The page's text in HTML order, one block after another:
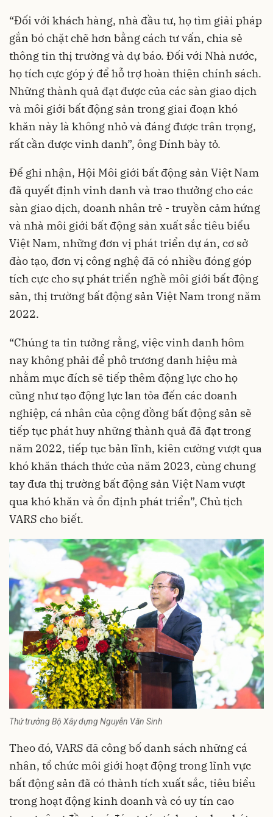
“Đối với khách hàng, nhà đầu tư, họ tìm giải pháp
gắn bó chặt chẽ hơn bằng cách tư vấn, chia sẻ
thông tin thị trường và dự báo. Đối với Nhà nước,
họ tích cực góp ý để hỗ trợ hoàn thiện chính sách.
Những thành quả đạt được của các sàn giao dịch
và môi giới bất động sản trong giai đoạn khó
khăn này là không nhỏ và đáng được trân trọng,
rất cần được vinh danh”, ông Đính bày tỏ.
Để ghi nhận, Hội Môi giới bất động sản Việt Nam
đã quyết định vinh danh và trao thưởng cho các
sàn giao dịch, doanh nhân trẻ - truyền cảm hứng
và nhà môi giới bất động sản xuất sắc tiêu biểu
Việt Nam, những đơn vị phát triển dự án, cơ sở
đào tạo, đơn vị công nghệ đã có nhiều đóng góp
tích cực cho sự phát triển nghề môi giới bất động
sản, thị trường bất động sản Việt Nam trong năm
2022.
“Chúng ta tin tưởng rằng, việc vinh danh hôm
nay không phải để phô trương danh hiệu mà
nhằm mục đích sẽ tiếp thêm động lực cho họ
cũng như tạo động lực lan tỏa đến các doanh
nghiệp, cá nhân của cộng đồng bất động sản sẽ
tiếp tục phát huy những thành quả đã đạt trong
năm 2022, tiếp tục bản lĩnh, kiên cường vượt qua
khó khăn thách thức của năm 2023, cùng chung
tay đưa thị trường bất động sản Việt Nam vượt
qua khó khăn và ổn định phát triển”, Chủ tịch
VARS cho biết.
Thứ trưởng Bộ Xây dựng Nguyễn Văn Sinh
Theo đó, VARS đã công bố danh sách những cá
nhân, tổ chức môi giới hoạt động trong lĩnh vực
bất động sản đã có thành tích xuất sắc, tiêu biểu
trong hoạt động kinh doanh và có uy tín cao